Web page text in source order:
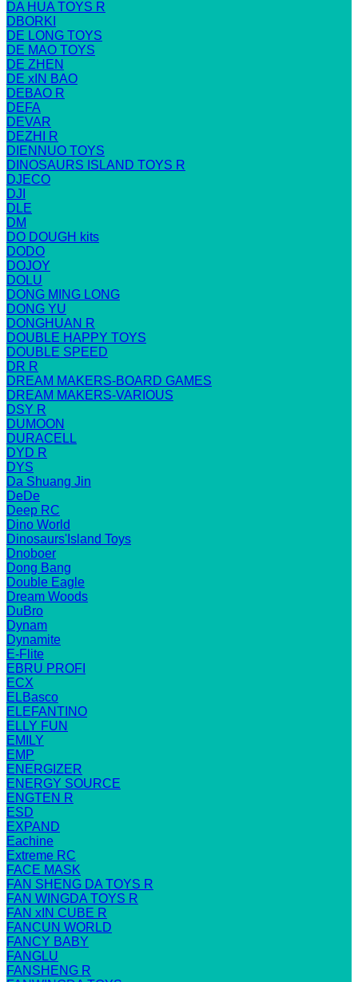
DA HUA TOYS R
DBORKI
DE LONG TOYS
DE MAO TOYS
DE ZHEN
DE xIN BAO
DEBAO R
DEFA
DEVAR
DEZHI R
DIENNUO TOYS
DINOSAURS ISLAND TOYS R
DJECO
DJI
DLE
DM
DO DOUGH kits
DODO
DOJOY
DOLU
DONG MING LONG
DONG YU
DONGHUAN R
DOUBLE HAPPY TOYS
DOUBLE SPEED
DR R
DREAM MAKERS-BOARD GAMES
DREAM MAKERS-VARIOUS
DSY R
DUMOON
DURACELL
DYD R
DYS
Da Shuang Jin
DeDe
Deep RC
Dino World
Dinosaurs'Island Toys
Dnoboer
Dong Bang
Double Eagle
Dream Woods
DuBro
Dynam
Dynamite
E-Flite
EBRU PROFI
ECX
ELBasco
ELEFANTINO
ELLY FUN
EMILY
EMP
ENERGIZER
ENERGY SOURCE
ENGTEN R
ESD
EXPAND
Eachine
Extreme RC
FACE MASK
FAN SHENG DA TOYS R
FAN WINGDA TOYS R
FAN xIN CUBE R
FANCUN WORLD
FANCY BABY
FANGLU
FANSHENG R